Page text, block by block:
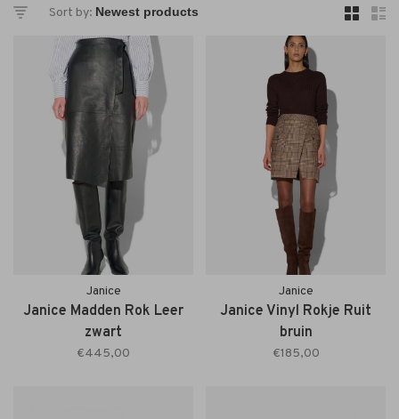
Sort by:
Janice
Janice Madden Rok Leer
zwart
€445,00
Janice
Janice Vinyl Rokje Ruit
bruin
€185,00